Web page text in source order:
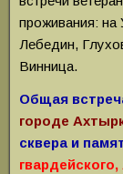
проживания: на
Лебедин,
Винница.
Общая
городе
сквера и